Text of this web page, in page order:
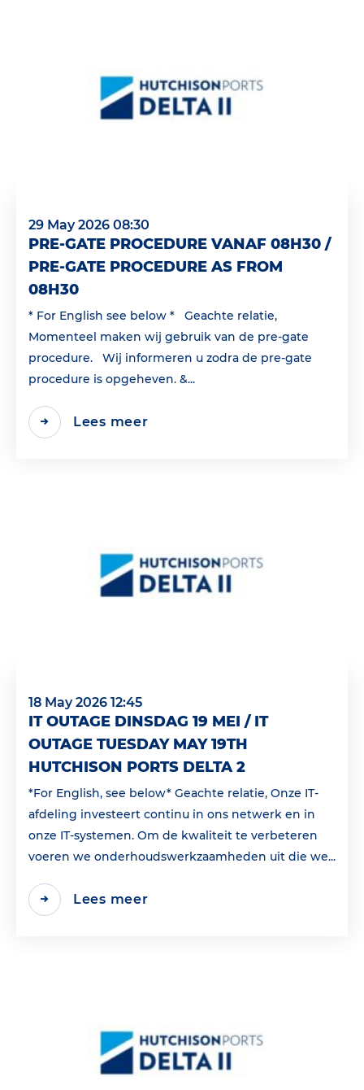
29 May 2026 08:30
PRE-GATE PROCEDURE VANAF 08H30 /
PRE-GATE PROCEDURE AS FROM
08H30
* For English see below * Geachte relatie,
Momenteel maken wij gebruik van de pre-gate
procedure. Wij informeren u zodra de pre-gate
procedure is opgeheven. &...
Lees meer
18 May 2026 12:45
IT OUTAGE DINSDAG 19 MEI / IT
OUTAGE TUESDAY MAY 19TH
HUTCHISON PORTS DELTA 2
*For English, see below* Geachte relatie, Onze IT-
afdeling investeert continu in ons netwerk en in
onze IT-systemen. Om de kwaliteit te verbeteren
voeren we onderhoudswerkzaamheden uit die we...
Lees meer